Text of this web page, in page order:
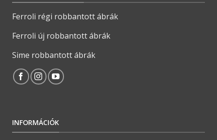
Ferroli régi robbantott ábrák
Ferroli új robbantott ábrák
Sime robbantott ábrák
INFORMÁCIÓK